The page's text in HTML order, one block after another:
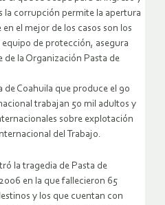
la corrupción permite la apertura
el mejor de los casos son los
de protección, asegura
la Organización Pasta de
de Coahuila que produce el 90
trabajan 50 mil adultos y
sobre explotación
del Trabajo.
la tragedia de Pasta de
en la que fallecieron 65
y los que cuentan con